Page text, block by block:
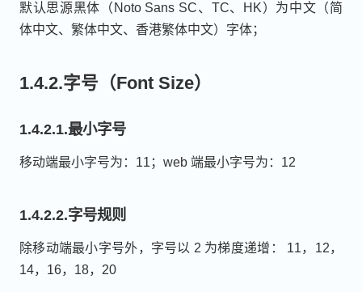
默认思源黑体（Noto Sans SC、TC、HK）为中文（简
体中文、繁体中文、香港繁体中文）字体；
1.4.2.字号（Font Size）
1.4.2.1.最小字号
移动端最小字号为：11；web 端最小字号为：12
1.4.2.2.字号规则
除移动端最小字号外，字号以 2 为梯度递增： 11，12，
14，16，18，20